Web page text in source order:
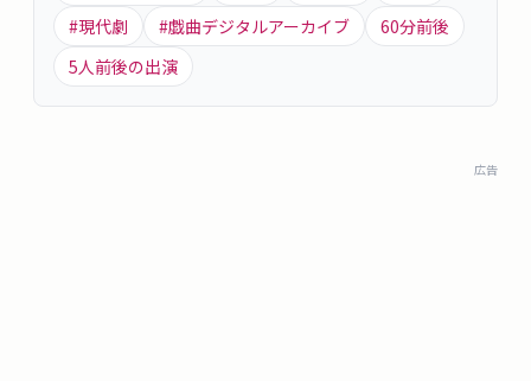
#現代劇 #戯曲デジタルアーカイブ 60分前後
5人前後の出演
広告